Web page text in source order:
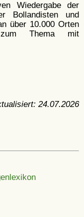
Wiedergabe der
Bollandisten und
über 10.000 Orten
Thema mit
24.07.2026